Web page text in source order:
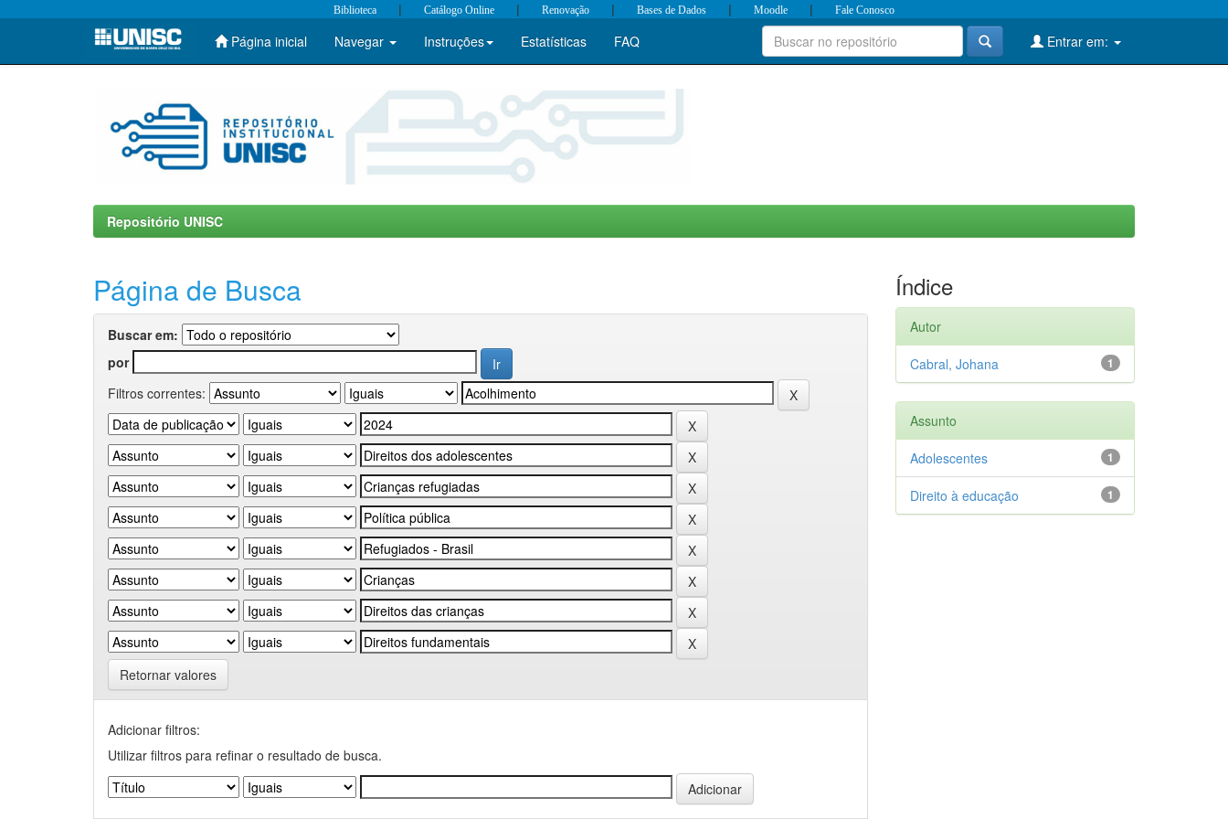
Skip
Biblioteca | Catálogo Online | Renovação | Bases de Dados | Moodle | Fale Conosco
Página inicial Navegar Instruções Estatísticas FAQ Entrar em:
Repositório UNISC
Página de Busca
Buscar em:
por
Filtros correntes:
Retornar valores
Adicionar filtros:
Utilizar filtros para refinar o resultado de busca.
Índice
Autor
1
Cabral, Johana
Assunto
1
Adolescentes
1
Direito à educação